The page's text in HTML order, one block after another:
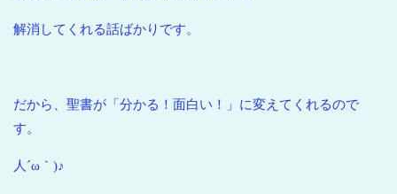
解消してくれる話ばかりです。
だから、聖書が「分かる！面白い！」に変えてくれるので
す。
人´ω｀)♪